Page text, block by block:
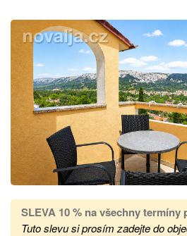
SLEVA 10 % na všechny termíny
Tuto slevu si prosím zadejte do